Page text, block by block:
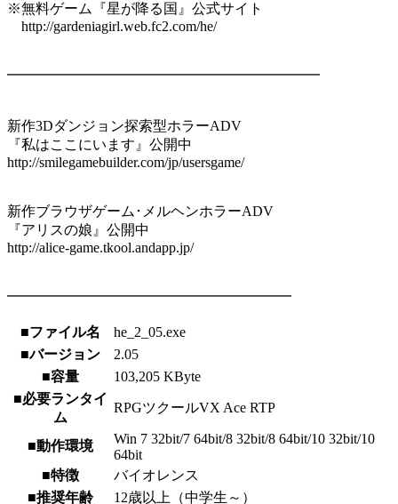
※無料ゲーム『星が降る国』公式サイト
http://gardeniagirl.web.fc2.com/he/
━━━━━━━━━━━━━━━━━━━━━━
新作3Dダンジョン探索型ホラーADV
『私はここにいます』公開中
http://smilegamebuilder.com/jp/usersgame/
新作ブラウザゲーム･メルヘンホラーADV
『アリスの娘』公開中
http://alice-game.tkool.andapp.jp/
━━━━━━━━━━━━━━━━━━━━
■ファイル名
he_2_05.exe
■バージョン
2.05
■容量
103,205 KByte
■必要ランタイ
ム
RPGツクールVX Ace RTP
■動作環境
Win 7 32bit/7 64bit/8 32bit/8 64bit/10 32bit/10
64bit
■特徴
バイオレンス
■推奨年齢
12歳以上（中学生～）